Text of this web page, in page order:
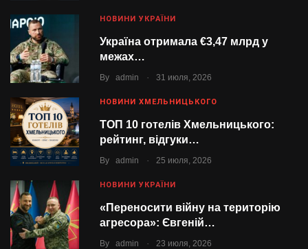
НОВИНИ УКРАЇНИ
Україна отримала €3,47 млрд у
межах…
By admin . 31 июля, 2026
НОВИНИ ХМЕЛЬНИЦЬКОГО
ТОП 10 готелів Хмельницького:
рейтинг, відгуки…
By admin . 25 июля, 2026
НОВИНИ УКРАЇНИ
«Переносити війну на територію
агресора»: Євгеній…
By admin . 23 июля, 2026